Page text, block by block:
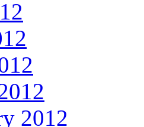
2012